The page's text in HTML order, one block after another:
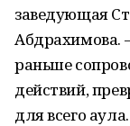
заведующая
Абдрахимова.
раньше
действий,
для всего